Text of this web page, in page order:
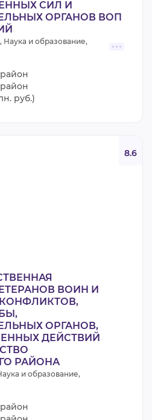
СИЛ И
ОРГАНОВ ВОП
и образование,
руб.)
8.6
ВОИН И
ОРГАНОВ,
ДЕЙСТВИЙ
РАЙОНА
и образование,